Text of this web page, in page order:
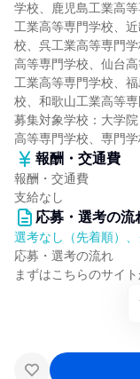
学校、鹿児島工業高
工業高等専門学校、
校、呉工業高等専門
高等専門学校、仙台
工業高等専門学校、
校、和歌山工業高等
募集対象学校：大学
高等専門学校、専門学
報酬・交通費
報酬・交通費
支給なし
応募・選考の流
選考なし（先着順）
応募・選考の流れ
まずはこちらのサイ